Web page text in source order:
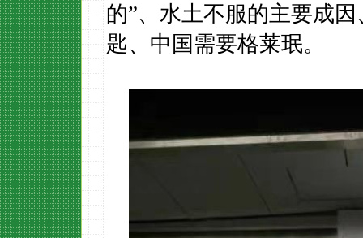
的”、水土不服的主要成因
匙、中国需要格莱珉。